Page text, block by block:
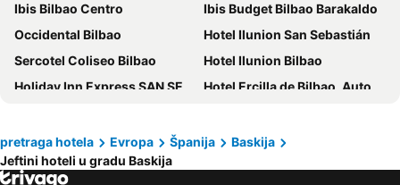
Ibis Bilbao Centro
Ibis Budget Bilbao Barakaldo
Occidental Bilbao
Hotel Ilunion San Sebastián
Sercotel Coliseo Bilbao
Hotel Ilunion Bilbao
Holiday Inn Express SAN SEBASTIAN - ERRENTERIA by IHG
Hotel Ercilla de Bilbao, Autograph Collection
Hotel Carlton
Spirit Hotel Gran Bilbao
ibis Irun
pretraga hotela Evropa Španija
Baskija
Jeftini hoteli u gradu Baskija